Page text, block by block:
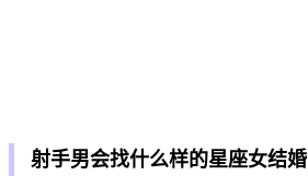
射手男会找什么样的星座女结婚